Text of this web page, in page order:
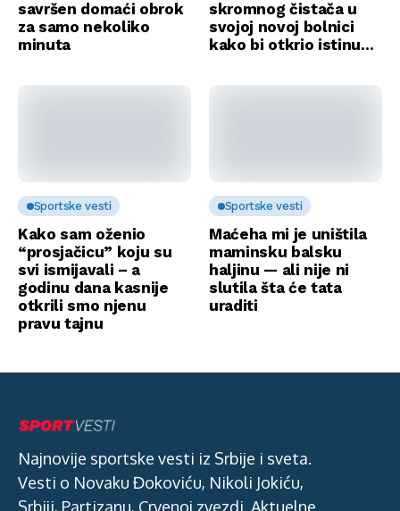
savršen domaći obrok
za samo nekoliko
minuta
skromnog čistača u
svojoj novoj bolnici
kako bi otkrio istinu…
Sportske vesti
Kako sam oženio
“prosjačicu” koju su
svi ismijavali – a
godinu dana kasnije
otkrili smo njenu
pravu tajnu
Sportske vesti
Maćeha mi je uništila
maminsku balsku
haljinu — ali nije ni
slutila šta će tata
uraditi
Najnovije sportske vesti iz Srbije i sveta.
Vesti o Novaku Đokoviću, Nikoli Jokiću,
Srbiji, Partizanu, Crvenoj zvezdi. Aktuelne